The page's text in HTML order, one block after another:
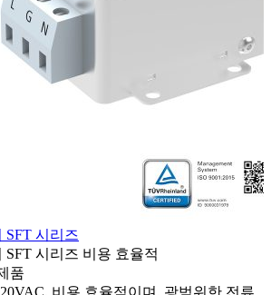
SFT 시리즈
SFT 시리즈 비용 효율적
품
비용 효율적이며, 광범위한 전류